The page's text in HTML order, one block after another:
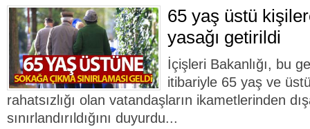
65 yaş üstü
yasağı getirildi
İçişleri Bakanlığı, bu
itibariyle 65 yaş ve
rahatsızlığı olan vatandaşların ikametlerinden
sınırlandırıldığını duyurdu...